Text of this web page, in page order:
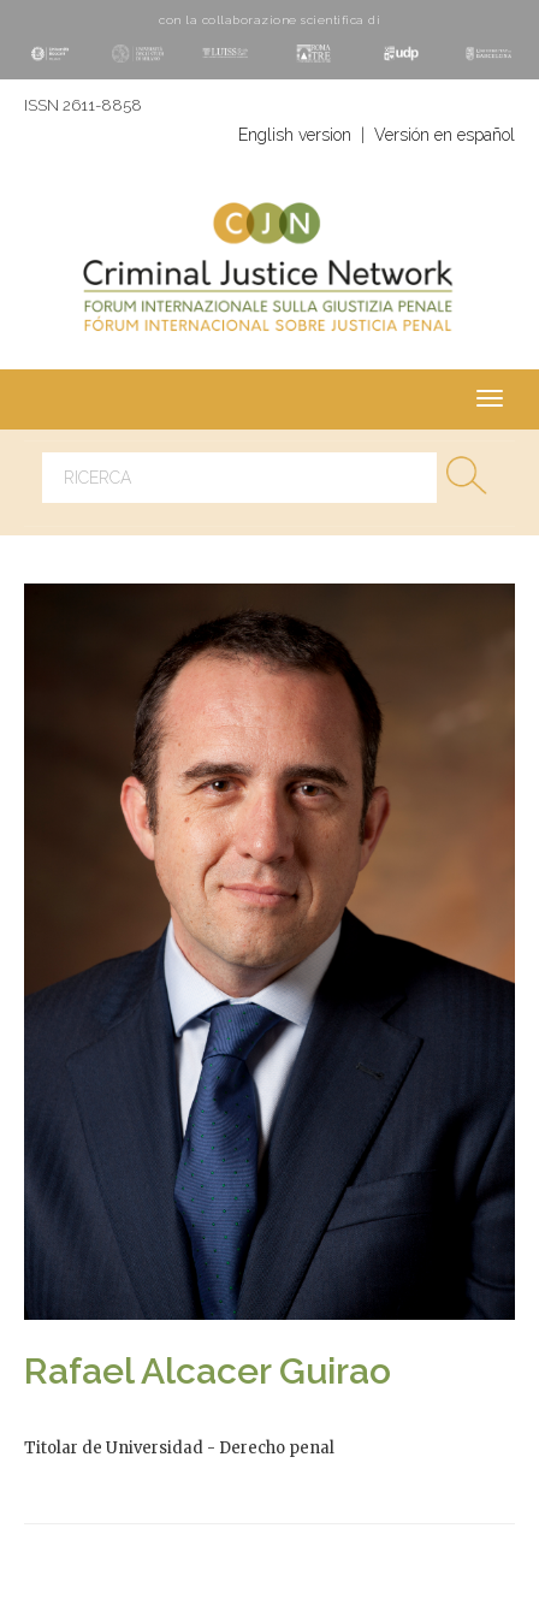
con la collaborazione scientifica di
ISSN 2611-8858
English version Versión en español
Rafael Alcacer Guirao
Titolar de Universidad - Derecho penal